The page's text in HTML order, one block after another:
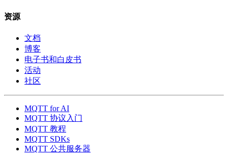
资源
文档
博客
电子书和白皮书
活动
社区
MQTT for AI
MQTT 协议入门
MQTT 教程
MQTT SDKs
MQTT 公共服务器